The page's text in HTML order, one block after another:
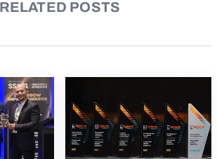
RELATED POSTS